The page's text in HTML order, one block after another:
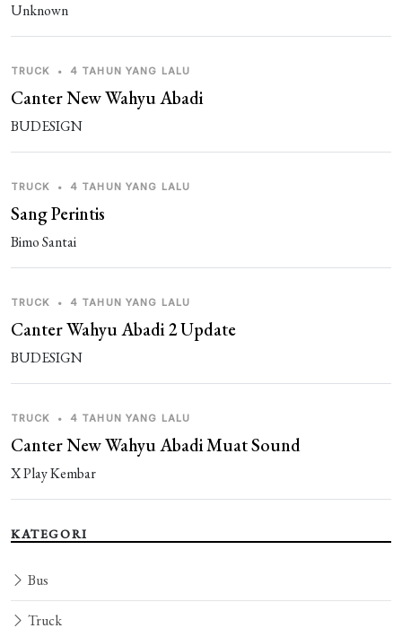
guest_445523 5 bulan yang lalu
gantinama
guest_427359 5 bulan yang lalu
Kailash
Unknown
TRUCK • 4 TAHUN YANG LALU
Canter New Wahyu Abadi
BUDESIGN
TRUCK • 4 TAHUN YANG LALU
Sang Perintis
Bimo Santai
TRUCK • 4 TAHUN YANG LALU
Canter Wahyu Abadi 2 Update
BUDESIGN
TRUCK • 4 TAHUN YANG LALU
Canter New Wahyu Abadi Muat Sound
X Play Kembar
KATEGORI
Bus
Truck